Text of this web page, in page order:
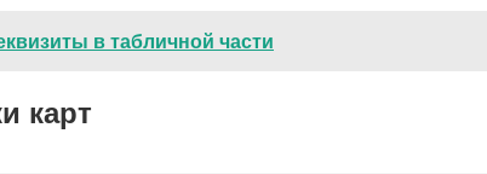
в табличной части
карт